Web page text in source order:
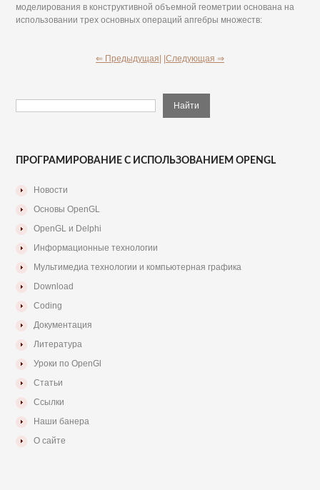
моделирования в конструктивной объемной геометрии основана на
использовании трех основных операций апгебры множеств:
⇐ Предыдущая| |Следующая ⇒
ПРОГРАМИРОВАНИЕ С ИСПОЛЬЗОВАНИЕМ OPENGL
Новости
Основы OpenGL
OpenGL и Delphi
Информационные технологии
Мультимедиа технологии и компьютерная графика
Download
Coding
Документация
Литература
Уроки по OpenGl
Статьи
Ссылки
Наши банера
О сайте